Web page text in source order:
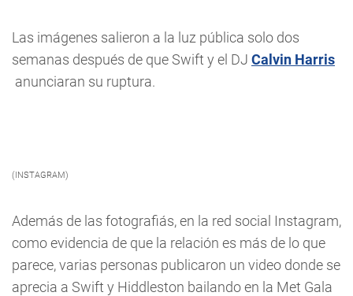
Las imágenes salieron a la luz pública solo dos
semanas después de que Swift y el DJ Calvin Harris
anunciaran su ruptura.
(INSTAGRAM)
Además de las fotografiás, en la red social Instagram,
como evidencia de que la relación es más de lo que
parece, varias personas publicaron un video donde se
aprecia a Swift y Hiddleston bailando en la Met Gala